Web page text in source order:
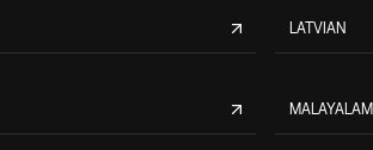
LATVIAN
MALAYALAM